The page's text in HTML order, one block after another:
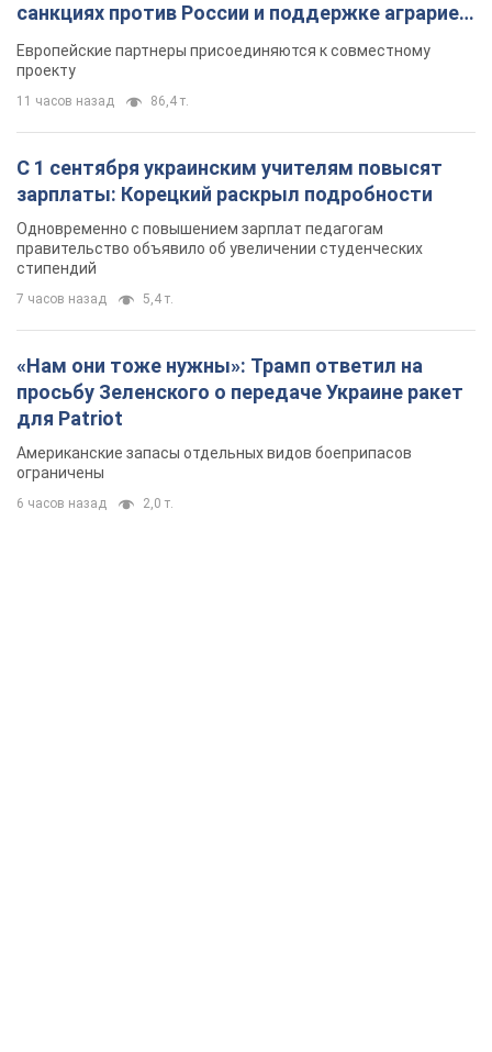
санкциях против России и поддержке аграриев.
Видео
Европейские партнеры присоединяются к совместному
проекту
11 часов назад 86,4 т.
С 1 сентября украинским учителям повысят
зарплаты: Корецкий раскрыл подробности
Одновременно с повышением зарплат педагогам
правительство объявило об увеличении студенческих
стипендий
7 часов назад 5,4 т.
«Нам они тоже нужны»: Трамп ответил на
просьбу Зеленского о передаче Украине ракет
для Patriot
Американские запасы отдельных видов боеприпасов
ограничены
6 часов назад 2,0 т.